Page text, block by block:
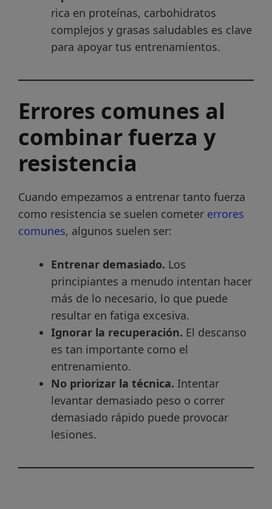
rica en proteínas, carbohidratos
complejos y grasas saludables es clave
para apoyar tus entrenamientos.
Errores comunes al
combinar fuerza y
resistencia
Cuando empezamos a entrenar tanto fuerza
como resistencia se suelen cometer errores
comunes, algunos suelen ser:
Entrenar demasiado. Los
principiantes a menudo intentan hacer
más de lo necesario, lo que puede
resultar en fatiga excesiva.
Ignorar la recuperación. El descanso
es tan importante como el
entrenamiento.
No priorizar la técnica. Intentar
levantar demasiado peso o correr
demasiado rápido puede provocar
lesiones.